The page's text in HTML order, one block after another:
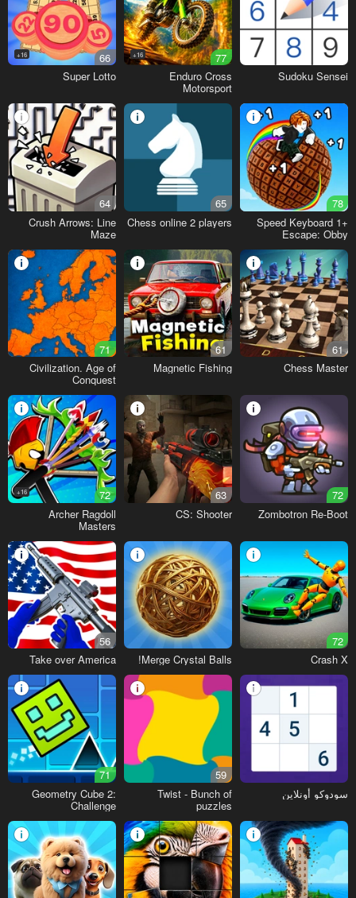
Sudoku Sensei
77
16+
Enduro Cross
Motorsport
66
16+
Super Lotto
78
+1 Speed Keyboard
Escape: Obby
65
Chess online 2 players
64
Crush Arrows: Line
Maze
61
Chess Master
61
Magnetic Fishing
71
Civilization. Age of
Conquest
72
Zombotron Re-Boot
63
CS: Shooter
72
16+
Archer Ragdoll
Masters
72
Crash X
Merge Crystal Balls!
56
Take over America
سودوكو أونلاين
59
Twist - Bunch of
puzzles
71
Geometry Cube 2:
Challenge